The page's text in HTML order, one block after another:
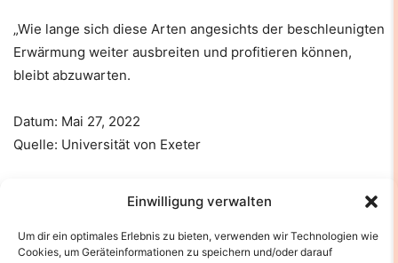
Einwilligung verwalten
Um dir ein optimales Erlebnis zu bieten, verwenden wir Technologien wie
Cookies, um Geräteinformationen zu speichern und/oder darauf
„Wie lange sich diese Arten angesichts der beschleunigten
Erwärmung weiter ausbreiten und profitieren können,
bleibt abzuwarten.
Datum: Mai 27, 2022
Quelle: Universität von Exeter
Journal Reference:
Tom L. Jenkins, Jamie R. Stevens.Predicting habitat